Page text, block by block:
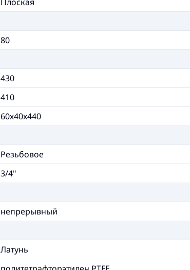
80
430
410
60х40х440
Резьбовое
3/4"
непрерывный
Латунь